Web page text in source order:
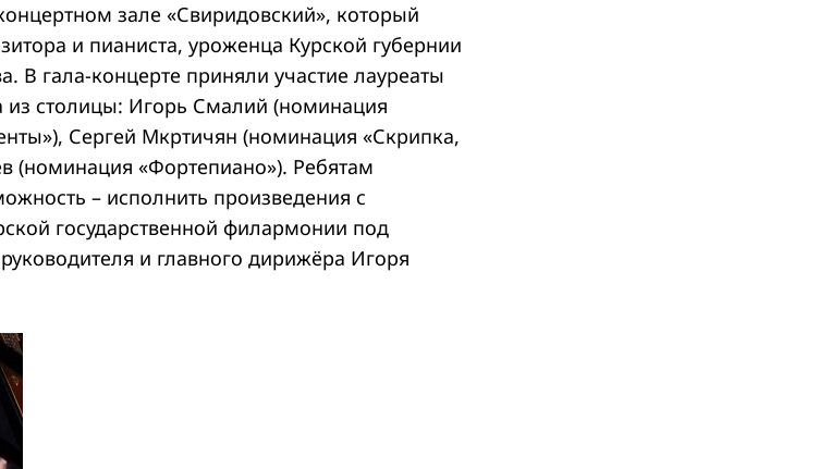
зале «Свиридовский», который
и пианиста, уроженца Курской губернии
В гала-концерте приняли участие лауреаты
из столицы: Игорь Смалий (номинация
Сергей Мкртичян (номинация «Скрипка,
(номинация «Фортепиано»). Ребятам
– исполнить произведения с
государственной филармонии под
и главного дирижёра Игоря